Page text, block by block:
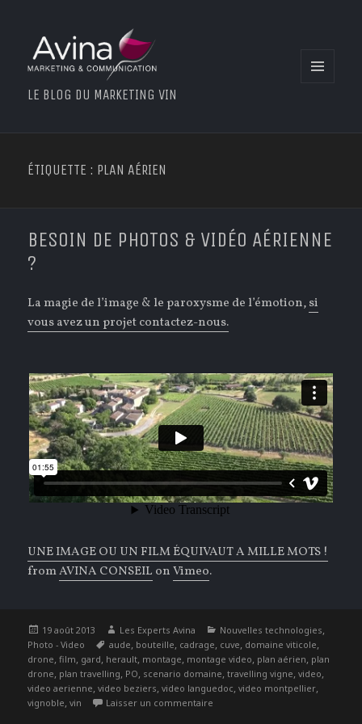
LE BLOG DU MARKETING VIN
ÉTIQUETTE : PLAN AÉRIEN
BESOIN DE PHOTOS & VIDÉO AÉRIENNE
?
La magie de l’image & le paroxysme de l’émotion,si
vous avez un projet contactez-nous.
UNE IMAGE OU UN FILM ÉQUIVAUT A MILLE MOTS !
fromAVINA CONSEIL onVimeo.
Publié
le
19 août 2013 Auteur
Les Experts Avina Catégories
Nouvelles technologies,
Photo - Video Étiquettes
aude, bouteille, cadrage, cuve, domaine viticole,
drone,film, gard, herault, montage, montage video, plan aérien, plan
drone, plan travelling, PO, scenario domaine,travelling vigne,video,
video aerienne,video beziers,video languedoc,video montpellier,
vignoble,vin Laisser un commentaire